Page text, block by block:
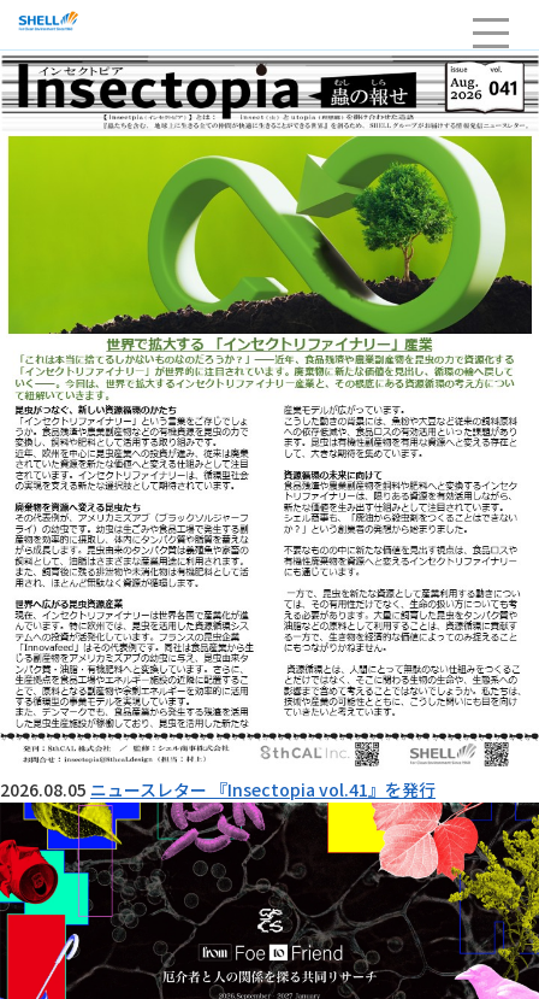
HOME
当社の強み・品質
サービスライン
採用
お問い合わせ
2026.08.05 ニュースレター 『Insectopia vol.41』を発行